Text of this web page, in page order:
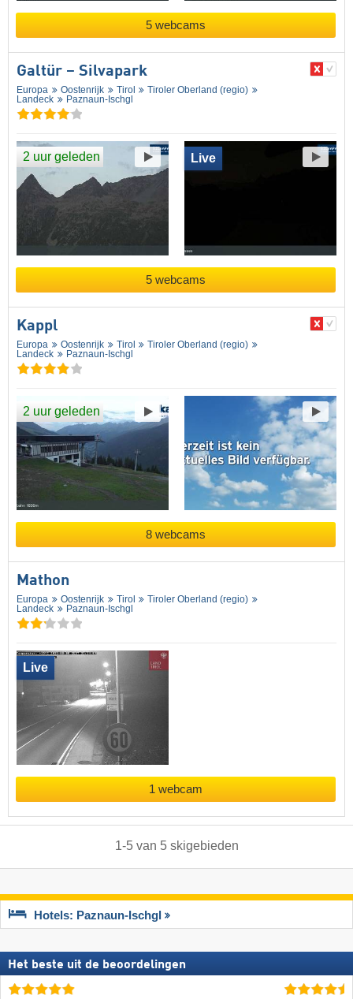
5 webcams
Galtür – Silvapark
Europa Oostenrijk Tirol
Tiroler Oberland (regio)
Landeck
Paznaun-Ischgl
2 uur geleden Live
5 webcams
Kappl
Europa Oostenrijk Tirol
Tiroler Oberland (regio)
Landeck
Paznaun-Ischgl
2 uur geleden
8 webcams
Mathon
Europa Oostenrijk Tirol
Tiroler Oberland (regio)
Landeck
Paznaun-Ischgl
Live
1 webcam
1-5van 5 skigebieden
Hotels: Paznaun-Ischgl
Het beste uit de beoordelingen